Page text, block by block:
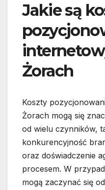
Jakie są
Żorach
Koszty
Żorach mogą się
od wielu czynników,
konkurencyjność
oraz doświadczenie
procesem. W
mogą zaczynać się